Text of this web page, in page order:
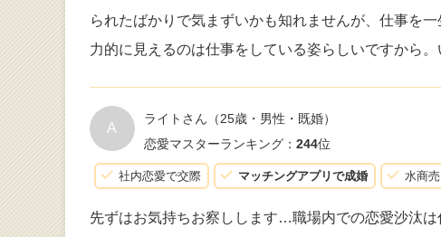
られたばかりで気まずいかも知れませんが、仕事を
力的に見えるのは仕事をしている姿らしいですから。
A
ライトさん （25歳・男性・既婚）
恋愛マスターランキング： 244位
社内恋愛で交際 マッチングアプリで成婚 水商売
先ずはお気持ちお察しします…職場内での恋愛沙汰